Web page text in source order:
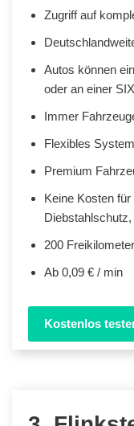
Zugriff auf
Autos können
oder an einer
Immer
Flexibles
Premium
Keine Kosten
200 Freikilometer
Ab 0,09 € / min
Kostenlos